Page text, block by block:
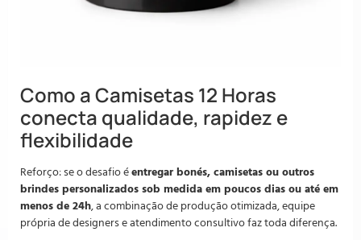
Como a Camisetas 12 Horas
conecta qualidade, rapidez e
flexibilidade
Reforço: se o desafio éentregar bonés, camisetas ou outros
brindes personalizados sob medida em poucos dias ou até em
menos de 24h, a combinação de produção otimizada, equipe
própria de designers e atendimento consultivo faz toda diferença.